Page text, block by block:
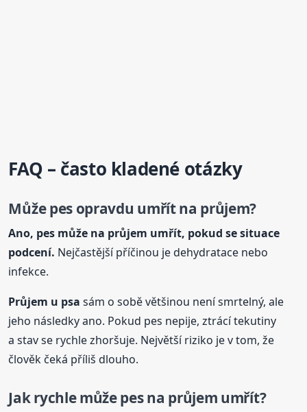
FAQ – často kladené otázky
Může pes opravdu umřít na průjem?
Ano, pes může na průjem umřít, pokud se situace
podcení. Nejčastější příčinou je dehydratace nebo
infekce.
Průjem u psa sám o sobě většinou není smrtelný, ale
jeho následky ano. Pokud pes nepije, ztrácí tekutiny
a stav se rychle zhoršuje. Největší riziko je v tom, že
člověk čeká příliš dlouho.
Jak rychle může pes na průjem umřít?